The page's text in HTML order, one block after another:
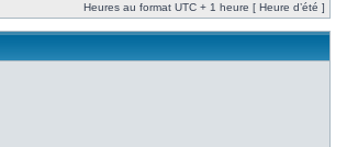
Heures au format UTC + 1 heure [ Heure d’été ]